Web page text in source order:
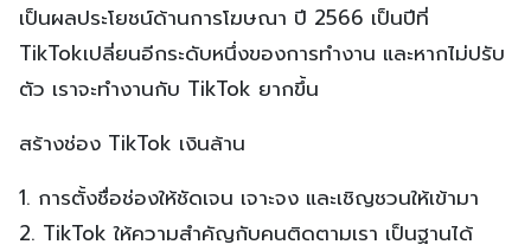
เป็นผลประโยชน์ด้านการโฆษณา ปี 2566 เป็นปีที่
TikTokเปลี่ยนอีกระดับหนึ่งของการทำงาน และหากไม่ปรับ
ตัว เราจะทำงานกับ TikTok ยากขึ้น
สร้างช่อง TikTok เงินล้าน
1. การตั้งชื่อช่องให้ชัดเจน เจาะจง และเชิญชวนให้เข้ามา
2. TikTok ให้ความสำคัญกับคนติดตามเรา เป็นฐานได้